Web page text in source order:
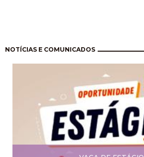
NOTÍCIAS E COMUNICADOS
Paginação